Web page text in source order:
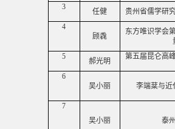
3
任健
贵州省儒学研
4
顾毳
东方唯识学会
5
郝光明
第五届昆仑高
6
吴小丽
李端棻与近
7
吴小丽
泰